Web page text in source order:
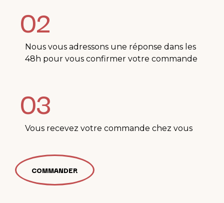
02
Nous vous adressons une réponse dans les
48h pour vous confirmer votre commande
03
Vous recevez votre commande chez vous
COMMANDER